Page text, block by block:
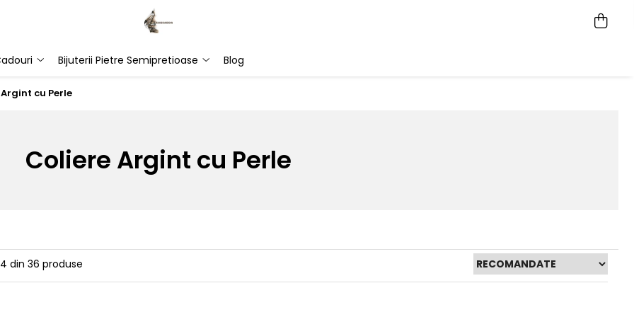
Bijuterii Pietre Semipretioase Blog
cu Perle
Coliere Argint cu Perle
din 36 produse